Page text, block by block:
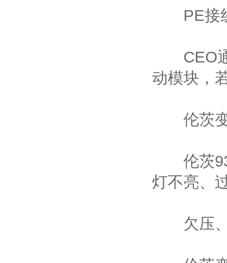
PE接线
CEO通
动模块，
伦茨变
伦茨
灯不亮、
欠压、